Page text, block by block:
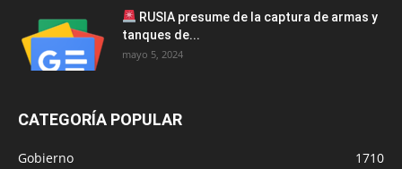
RUSIA presume de la captura de armas y
tanques de...
mayo 5, 2024
CATEGORÍA POPULAR
Gobierno
1710